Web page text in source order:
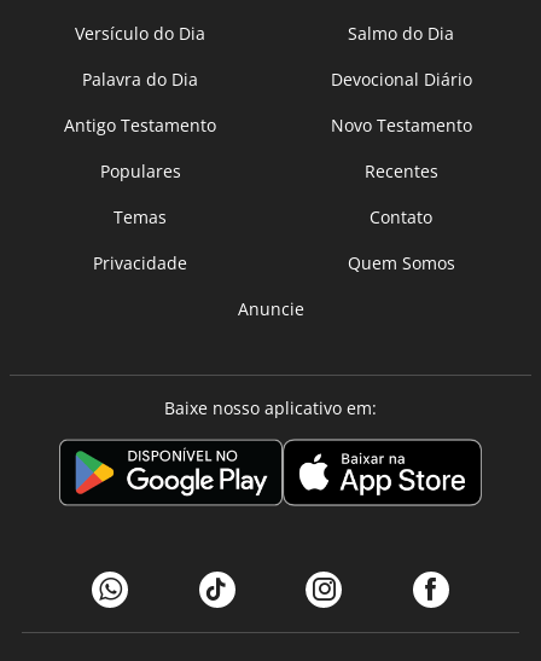
Versículo do Dia
Salmo do Dia
Palavra do Dia
Devocional Diário
Antigo Testamento
Novo Testamento
Populares
Recentes
Temas
Contato
Privacidade
Quem Somos
Anuncie
Baixe nosso aplicativo em: